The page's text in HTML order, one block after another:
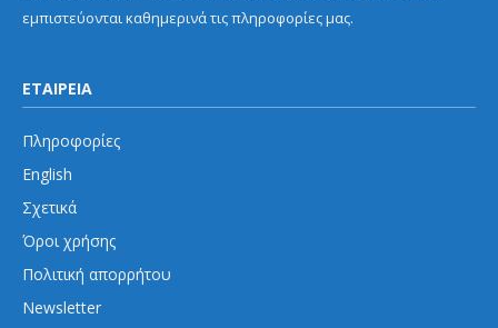
εμπιστεύονται καθημερινά τις πληροφορίες μας.
ΕΤΑΙΡΕΙΑ
Πληροφορίες
English
Σχετικά
Όροι χρήσης
Πολιτική απορρήτου
Newsletter